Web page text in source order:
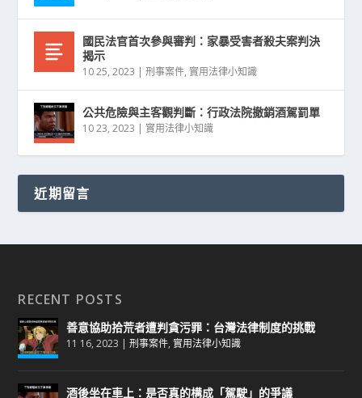
國民法官首次參與審判：家暴受害者殺夫案判決
揭示
10 25, 2023 |刑事案件, 實用法律小知識
公共危險與主客觀判斷：行政法院撤銷酒駕罰單
10 23, 2023 | 實用法律小知識
近期留言
RECENT POSTS
善意協助拾荒者遭判貪污罪：台灣法律制度的挑戰
11 16, 2023 |刑事案件,實用法律小知識
酒後坐在車上：是否真的構成「駕駛」的爭議